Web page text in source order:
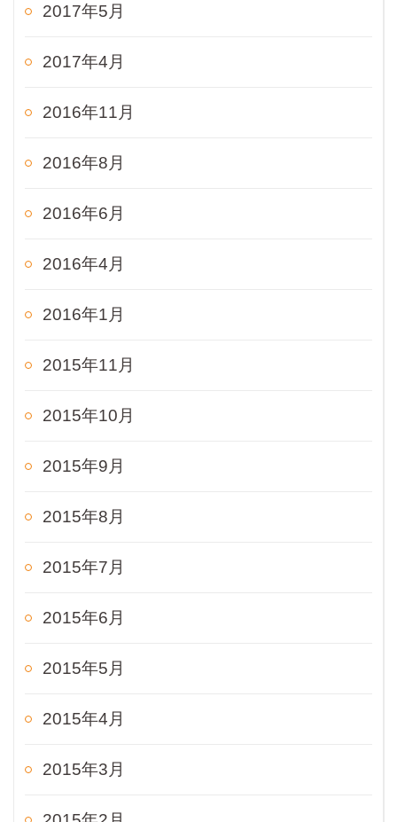
2017年5月
2017年4月
2016年11月
2016年8月
2016年6月
2016年4月
2016年1月
2015年11月
2015年10月
2015年9月
2015年8月
2015年7月
2015年6月
2015年5月
2015年4月
2015年3月